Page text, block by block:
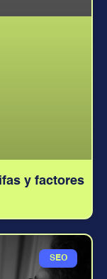
y factores
SEO